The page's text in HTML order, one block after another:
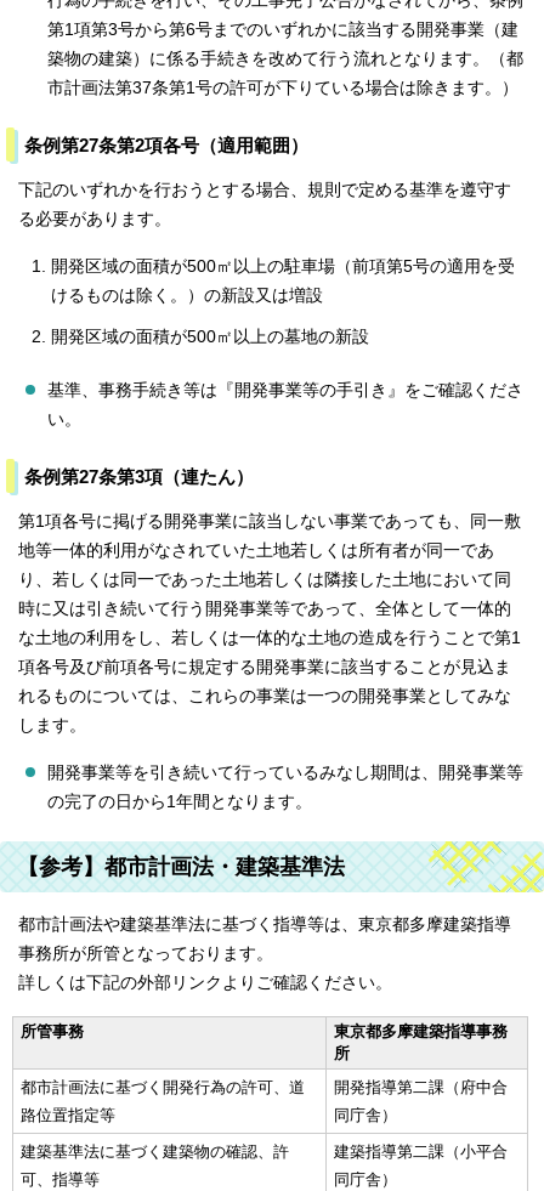
第1項第3号から第6号までのいずれかに該当する開発事業（建
築物の建築）に係る手続きを改めて行う流れとなります。（都
市計画法第37条第1号の許可が下りている場合は除きます。）
条例第27条第2項各号（適用範囲）
下記のいずれかを行おうとする場合、規則で定める基準を遵守す
る必要があります。
開発区域の面積が500㎡以上の駐車場（前項第5号の適用を受
けるものは除く。）の新設又は増設
開発区域の面積が500㎡以上の墓地の新設
基準、事務手続き等は『開発事業等の手引き』をご確認くださ
い。
条例第27条第3項（連たん）
第1項各号に掲げる開発事業に該当しない事業であっても、同一敷
地等一体的利用がなされていた土地若しくは所有者が同一であ
り、若しくは同一であった土地若しくは隣接した土地において同
時に又は引き続いて行う開発事業等であって、全体として一体的
な土地の利用をし、若しくは一体的な土地の造成を行うことで第1
項各号及び前項各号に規定する開発事業に該当することが見込ま
れるものについては、これらの事業は一つの開発事業としてみな
します。
開発事業等を引き続いて行っているみなし期間は、開発事業等
の完了の日から1年間となります。
【参考】都市計画法・建築基準法
都市計画法や建築基準法に基づく指導等は、東京都多摩建築指導
事務所が所管となっております。
詳しくは下記の外部リンクよりご確認ください。
所管事務
東京都多摩建築指導事務
所
都市計画法に基づく開発行為の許可、道
路位置指定等
開発指導第二課（府中合
同庁舎）
建築基準法に基づく建築物の確認、許
可、指導等
建築指導第二課（小平合
同庁舎）